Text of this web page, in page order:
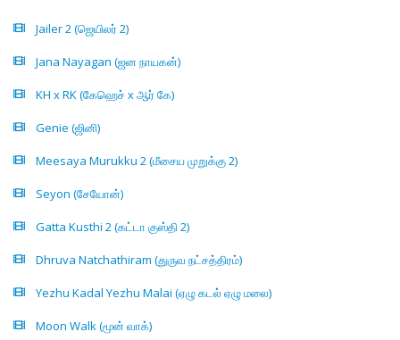
Jailer 2 (ஜெயிலர் 2)
Jana Nayagan (ஜன நாயகன்)
KH x RK (கேஹெச் x ஆர் கே)
Genie (ஜினி)
Meesaya Murukku 2 (மீசைய முறுக்கு 2)
Seyon (சேயோன்)
Gatta Kusthi 2 (கட்டா குஸ்தி 2)
Dhruva Natchathiram (துருவ நட்சத்திரம்)
Yezhu Kadal Yezhu Malai (ஏழு கடல் ஏழு மலை)
Moon Walk (மூன் வாக்)